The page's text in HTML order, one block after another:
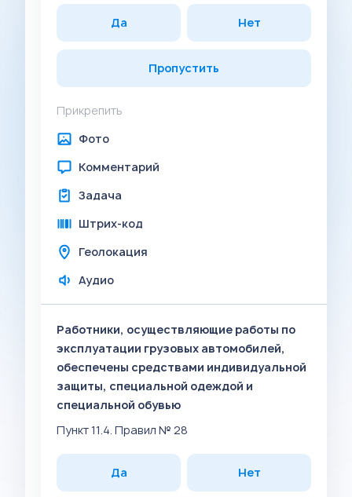
Да Нет
Пропустить
Прикрепить
Фото
Комментарий
Задача
Штрих-код
Геолокация
Аудио
Работники, осуществляющие работы по
эксплуатации грузовых автомобилей,
обеспечены средствами индивидуальной
защиты, специальной одеждой и
специальной обувью
Пункт 11.4. Правил № 28
Да Нет